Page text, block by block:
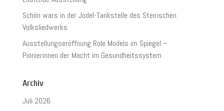
Schön wars in der Jodel-Tankstelle des Steirischen
Volksliedwerks
Ausstellungseröffnung Role Models im Spiegel –
Pionierinnen der Macht im Gesundheitssystem
Archiv
Juli 2026